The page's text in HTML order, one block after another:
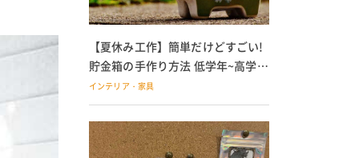
【夏休み工作】簡単だけどすごい!
貯金箱の手作り方法 低学年~高学年
の子どもにも
インテリア・家具